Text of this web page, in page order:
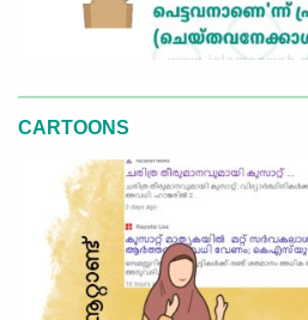
CARTOONS